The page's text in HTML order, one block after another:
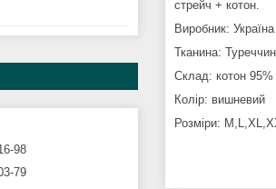
стрейч + котон.
Виробник: Україна
Тканина:
Склад: котон
Колір: вишневий
Розміри:
98
79